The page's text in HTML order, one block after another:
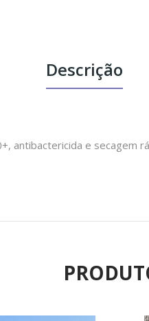
Descrição
antibactericida e secagem